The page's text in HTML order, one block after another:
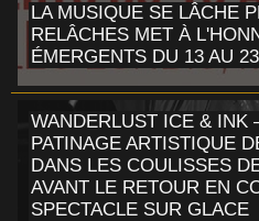
LA MUSIQUE SE LÂCHE
RELÂCHES MET À
ÉMERGENTS DU 13 AU
WANDERLUST ICE &
PATINAGE ARTISTIQUE
DANS LES COULISSES
AVANT LE RETOUR EN
SPECTACLE SUR GLACE